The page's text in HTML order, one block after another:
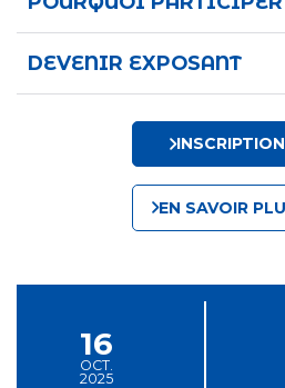
DEVENIR EXPOSANT
EN SAVOIR
16
OCT.
2025